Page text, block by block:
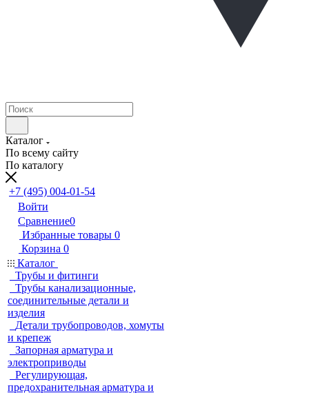
Каталог
По всему сайту
По каталогу
+7 (495) 004-01-54
Войти
Сравнение0
Избранные товары 0
Корзина 0
Каталог
Трубы и фитинги
Трубы канализационные,
соединительные детали и
изделия
Детали трубопроводов, хомуты
и крепеж
Запорная арматура и
электроприводы
Регулирующая,
предохранительная арматура и